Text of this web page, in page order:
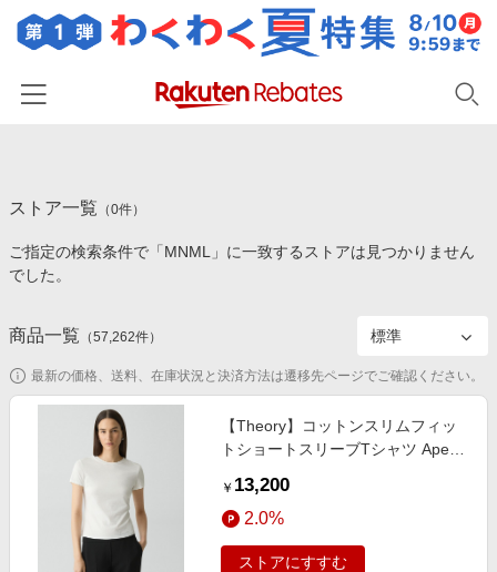
カテゴリー一覧
百貨店・総合ECモール
食品・スイーツ・お酒
コスメ・健康・医薬品
キッズ・ベビー用品
家電・PC・スマホ・カメラ
エンタメ
スポーツ・アウトドア・ゴルフ
イベント一覧
初回購入者限定特典
対象ストア新規限定特典
新着ストアのご紹介
電子書籍特集
楽天ペイ導入ストア
楽天サービス特集
楽天IDでログイン/会員登録
ストア一覧 （0件）
ご指定の検索条件で「MNML」に一致するストアは見つかりません
でした。
商品一覧 （57,262件）
最新の価格、送料、在庫状況と決済方法は遷移先ページでご確認ください。
【Theory】コットンスリムフィッ
トショートスリーブTシャツ Apex
￥ 13,200
2.0%
ストアにすすむ